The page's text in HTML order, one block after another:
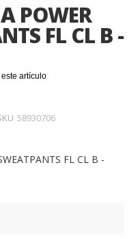
POWER
FL CL B -
artículo
58930706
FL CL B -